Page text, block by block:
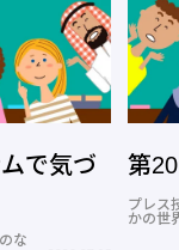
で気づ
な
第
プレス
かの世